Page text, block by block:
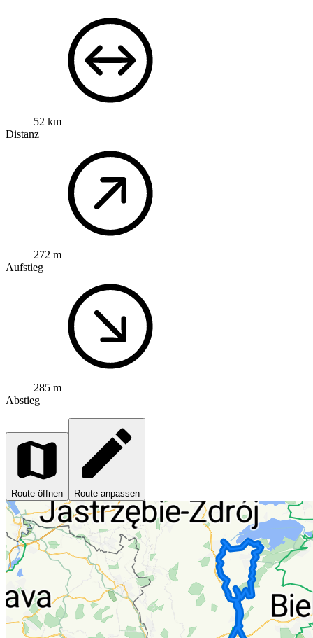
52 km
Distanz
272 m
Aufstieg
285 m
Abstieg
Route öffnen Route anpassen